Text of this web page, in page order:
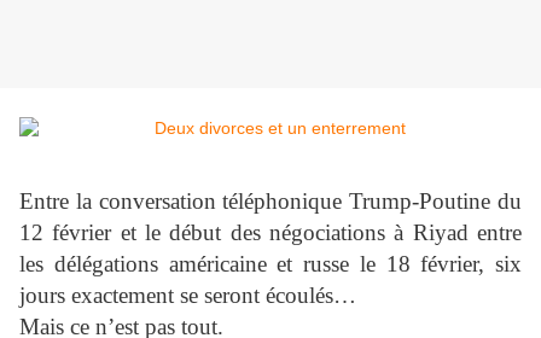
Entre la conversation téléphonique Trump-Poutine du
12 février et le début des négociations à Riyad entre
les délégations américaine et russe le 18 février, six
jours exactement se seront écoulés…
Mais ce n’est pas tout.